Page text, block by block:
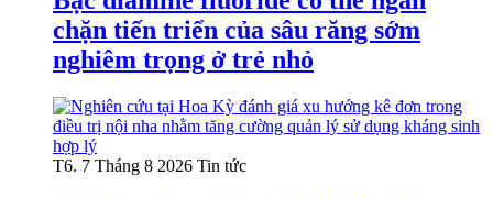
chặn tiến triển của sâu răng sớm
nghiêm trọng ở trẻ nhỏ
T6. 7 Tháng 8 2026 Tin tức